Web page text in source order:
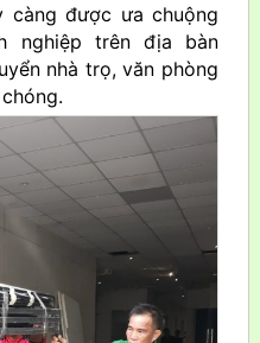
càng được ưa chuộng
nghiệp trên địa bàn
nhà trọ, văn phòng